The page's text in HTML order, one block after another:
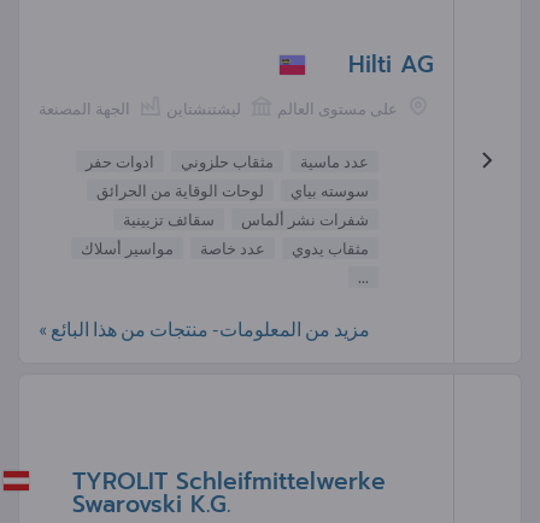
Hilti AG
الجهة المصنعة ليشتنشتاين على مستوى العالم
عدد ماسية مثقاب حلزوني
ادوات حفر
سوسته بياي
لوحات الوقاية من الحرائق
شفرات نشر ألماس
سقائف تزيينية
مثقاب يدوي
عدد خاصة
مواسير أسلاك
...
مزيد من المعلومات- منتجات من هذا البائع »
TYROLIT Schleifmittelwerke
Swarovski K.G.